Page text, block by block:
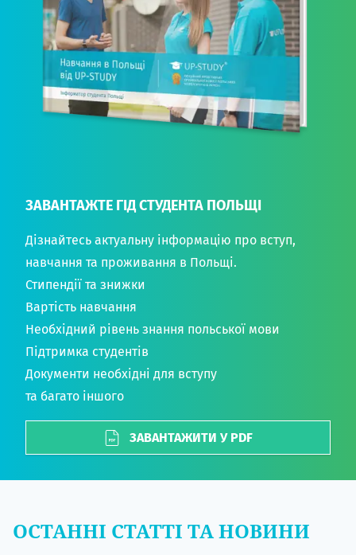
ЗАВАНТАЖТЕ ГІД СТУДЕНТА ПОЛЬЩІ
Дізнайтесь актуальну інформацію про вступ,
навчання та проживання в Польщі.
Стипендії та знижки
Вартість навчання
Необхідний рівень знання польської мови
Підтримка студентів
Документи необхідні для вступу
та багато іншого
ЗАВАНТАЖИТИ У PDF
ОСТАННІ СТАТТІ ТА НОВИНИ